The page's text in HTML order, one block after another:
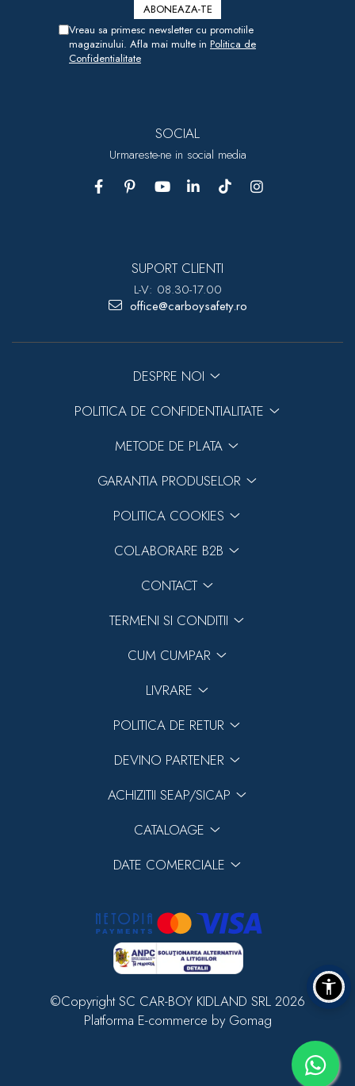
Vreau sa primesc newsletter cu promotiile
magazinului. Afla mai multe in Politica de
Confidentialitate
SOCIAL
Urmareste-ne in social media
SUPORT CLIENTI
L-V: 08.30-17.00
office@carboysafety.ro
DESPRE NOI
POLITICA DE CONFIDENTIALITATE
METODE DE PLATA
GARANTIA PRODUSELOR
POLITICA COOKIES
COLABORARE B2B
CONTACT
TERMENI SI CONDITII
CUM CUMPAR
LIVRARE
POLITICA DE RETUR
DEVINO PARTENER
ACHIZITII SEAP/SICAP
CATALOAGE
DATE COMERCIALE
©Copyright SC CAR-BOY KIDLAND SRL 2026
Platforma E-commerce by Gomag